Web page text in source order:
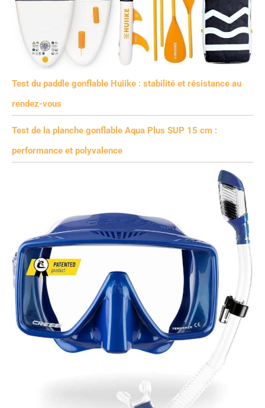
Test du paddle gonflable Huiike : stabilité et résistance au
rendez-vous
Test de la planche gonflable Aqua Plus SUP 15 cm :
performance et polyvalence